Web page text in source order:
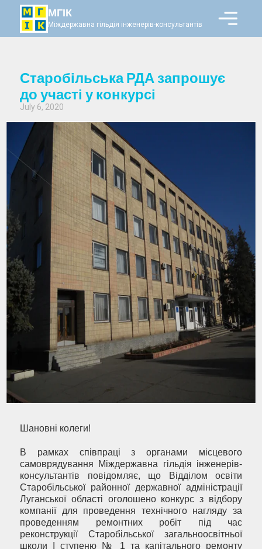
МГІК
Міждержавна гільдія інженерів-консультантів
Старобільська РДА запрошує
до участі у конкурсі
July 6, 2020
Шановні колеги!
В рамках співпраці з органами місцевого
самоврядування Міждержавна гільдія інженерів-
консультантів повідомляє, що Відділом освіти
Старобільської районної державної адміністрації
Луганської області оголошено конкурс з відбору
компанії для проведення технічного нагляду за
проведенням ремонтних робіт під час
реконструкції Старобільської загальноосвітньої
школи І ступеню № 1 та капітального ремонту